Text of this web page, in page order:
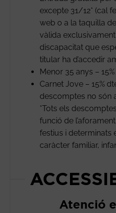
excepte 31/12* (cal
web o a la taquilla
vàlida
discapacitat que
titular ha d’accedir
Menor 35 anys –
Carnet Jove – 15%
descomptes no són
*Tots els
funció de
festius i determinats
caràcter familiar,
Atenció